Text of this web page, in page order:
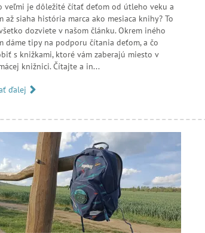
veľmi je dôležité čítať deťom od útleho veku a
až siaha história marca ako mesiaca knihy? To
dozviete v našom článku. Okrem iného
dáme tipy na podporu čítania deťom, a čo
s knižkami, ktoré vám zaberajú miesto v
knižnici. Čítajte a in...
ďalej